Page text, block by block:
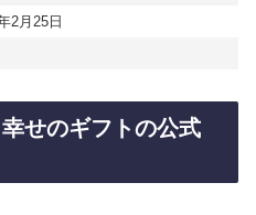
2月25日
せのギフトの公式